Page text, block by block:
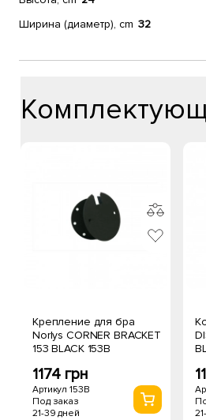
Ширина (диаметр), cm 32
Крепление для бра
Norlys CORNER BRACKET
153 BLACK 153B
1174 грн
Артикул 153B
Под заказ
21-39 дней